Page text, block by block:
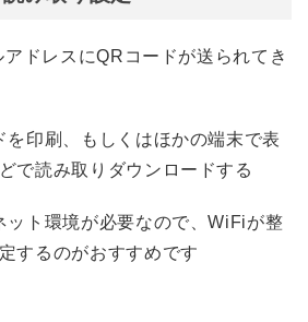
ドレスにQRコードが送られてき
を印刷、もしくはほかの端末で表
で読み取りダウンロードする
ット環境が必要なので、WiFiが整
するのがおすすめです